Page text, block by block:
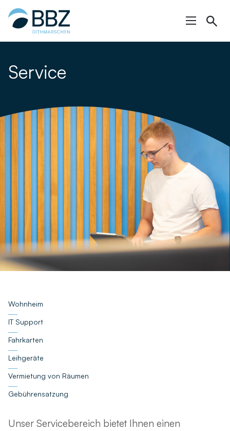
springen
Service
Wohnheim
IT Support
Fahrkarten
Leihgeräte
Vermietung von Räumen
Gebührensatzung
Unser Servicebereich bietet Ihnen einen